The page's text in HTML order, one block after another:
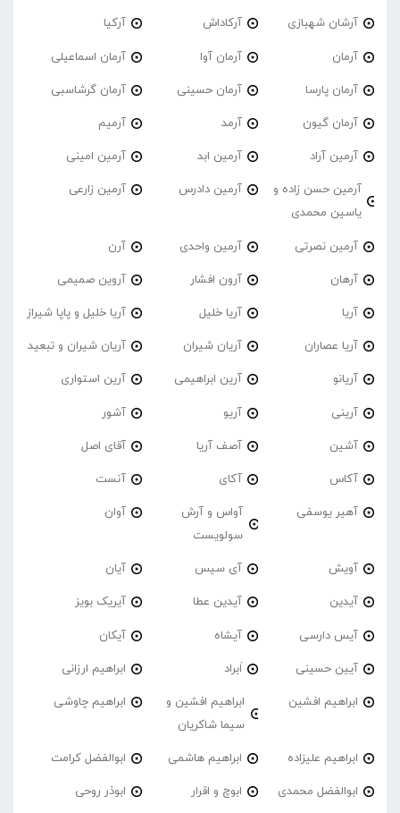
آرشان شهبازی آرکاداش آرکیا
آرمان آرمان آوا آرمان اسماعیلی
آرمان پارسا آرمان حسینی آرمان گرشاسبی
آرمان گیون آرمد آرمیم
آرمین آراد آرمین ابد آرمین امینی
آرمین حسن زاده و
یاسین محمدی
آرمین دادرس آرمین زارعی
آرمین نصرتی آرمین واحدی آرن
آرهان آرون افشار آروین صمیمی
آریا آریا خلیل آریا خلیل و پاپا شیراز
آریا عصاران آریان شیران آریان شیران و تبعید
آریانو آرین ابراهیمی آرین استواری
آرینی آریو آشور
آشین آصف آریا آقای اصل
آکاس آکای آنست
آهیر یوسفی
آواس و آرش
سولویست
آوان
آویش آی سیس آیان
آیدین آیدین عطا آیریک بویز
آیس دارسی آیشاه آیکان
آیین حسینی اَبراد ابراهیم ارزانی
ابراهیم افشین
ابراهیم افشین و
سیما شاکریان
ابراهیم چاوشی
ابراهیم علیزاده ابراهیم هاشمی ابوالفضل کرامت
ابوالفضل محمدی ابوچ و اقرار ابوذر روحی